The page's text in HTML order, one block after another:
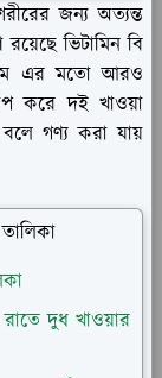
জন্য অত্যন্ত
ভিটামিন বি
এর মতো আরও
করে দই খাওয়া
বলে গণ্য করা যায়
দুধ খাওয়ার